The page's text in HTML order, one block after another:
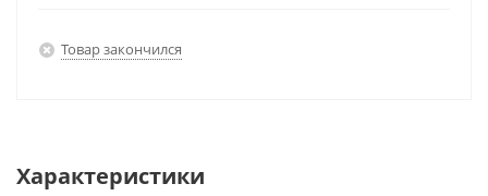
Товар закончился
Характеристики